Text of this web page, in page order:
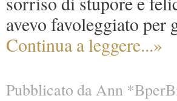
avevo favoleggiato per
Continua a leggere...»
Pubblicato da Ann